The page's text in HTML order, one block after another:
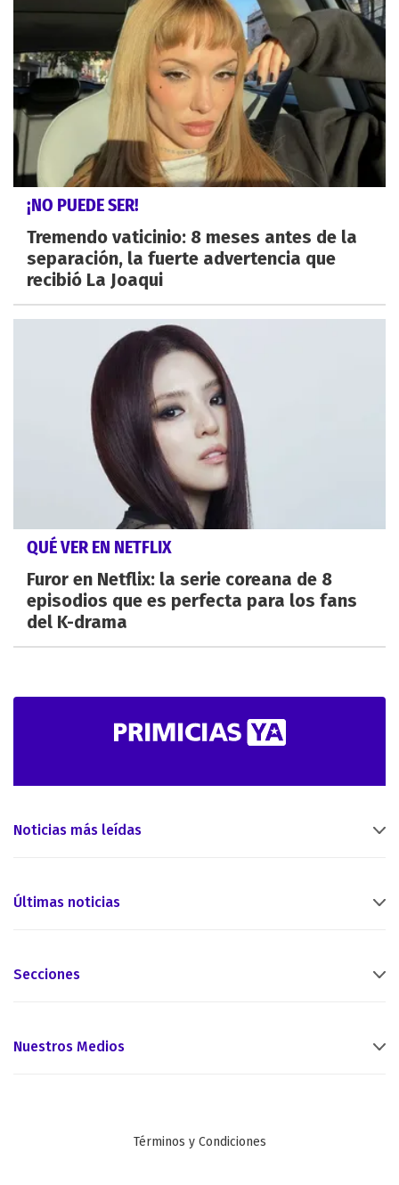
¡NO PUEDE SER!
Tremendo vaticinio: 8 meses antes de la
separación, la fuerte advertencia que
recibió La Joaqui
QUÉ VER EN NETFLIX
Furor en Netflix: la serie coreana de 8
episodios que es perfecta para los fans
del K-drama
Noticias más leídas
Últimas noticias
Secciones
Nuestros Medios
Términos y Condiciones